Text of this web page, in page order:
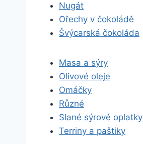
Nugát
Ořechy v čokoládě
Švýcarská čokoláda
Masa a sýry
Olivové oleje
Omáčky
Různé
Slané sýrové oplatky
Terriny a paštiky